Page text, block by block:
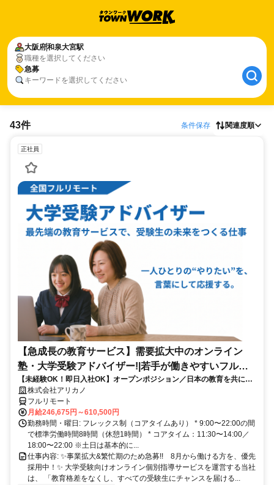
大阪府和泉大宮駅
職種を選択してください
急募
キーワードを選択してください
43件 条件保存 関連度順
正社員
【急成長の教育サービス】需要拡大中のオンライン
塾・大学受験アドバイザー!|若手が働きやすいフルリ
モート勤務
【未経験OK！即日入社OK】オープンポジション／日本の教育を共に変
える仲間を募集します！
株式会社アリカノ
フルリモート
月給246,675円～610,500円
勤務時間・曜日: フレックス制（コアタイムあり） * 9:00〜22:00の間
で標準労働時間8時間（休憩1時間） * コアタイム：11:30〜14:00／
18:00〜22:00 ※土日は基本的に...
仕事内容: ✨️事業拡大&繁忙期のため急募!! 8月から働ける方を、優先
採用中！✨️ 大学受験向けオンライン個別指導サービスを運営する当社
は、 「教育格差をなくし、すべての受験生にチャンスを届ける...